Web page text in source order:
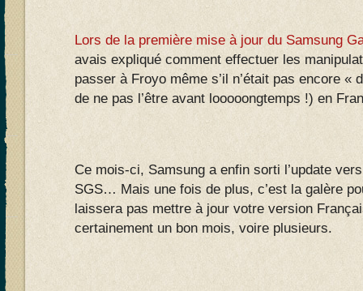
Lors de la première mise à jour du Samsung
avais expliqué comment effectuer les
passer à Froyo même s’il n’était pas encore «
de ne pas l’être avant looooongtemps !) en
Ce mois-ci, Samsung a enfin sorti l’update
SGS… Mais une fois de plus, c’est la galère
laissera pas mettre à jour votre version
certainement un bon mois, voire plusieurs.